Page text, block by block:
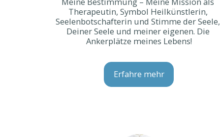
Therapeutin, Symbol Heilkünstlerin,
Seelenbotschafterin und Stimme der Seele,
Deiner Seele und meiner eigenen. Die
Ankerplätze meines Lebens!
Erfahre mehr